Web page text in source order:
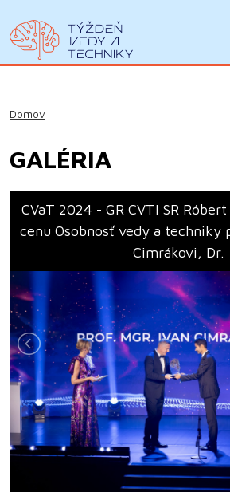
Domov
GALÉRIA
CVaT 2024 - GR CVTI SR
cenu Osobnosť vedy a techniky
Cimrákovi, Dr.